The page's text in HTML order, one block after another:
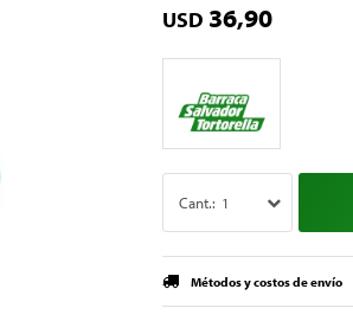
USD 36,90
1
Métodos y costos de envío